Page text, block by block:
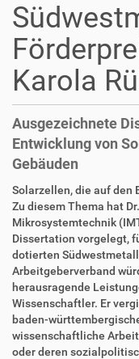
Karola
Ausgezeichnete
Entwicklung von
Gebäuden
D
i
r
e
k
t
z
u
g
r
i
A
r
t
i
k
e
l
a
k
t
i
Solarzellen, die auf den
Zu diesem Thema hat Dr.
Mikrosystemtechnik
Dissertation vorgelegt,
dotierten
Arbeitgeberverband
herausragende
Wissenschaftler. Er
baden-
wissenschaftliche
oder deren